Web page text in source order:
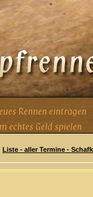
Liste - aller Termine -